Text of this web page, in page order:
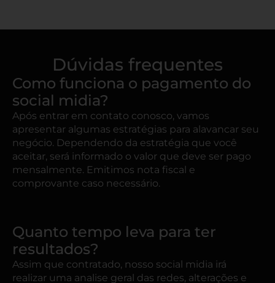
Dúvidas frequentes
Como funciona o pagamento do
social midia?
Após entrar em contato conosco, vamos
apresentar algumas estratégias para alavancar seu
negócio. Dependendo da estratégia que você
aceitar, será informado o valor que deve ser pago
mensalmente. Emitimos nota fiscal e
comprovante caso necessário.
Quanto tempo leva para ter
resultados?
Assim que contratado, nosso social midia irá
realizar uma analise geral das redes, alterações e